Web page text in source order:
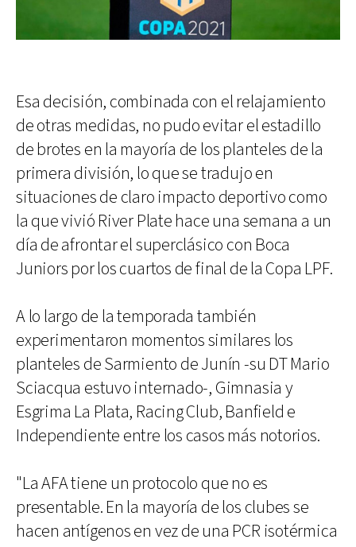
Esa decisión, combinada con el relajamiento
de otras medidas, no pudo evitar el estadillo
de brotes en la mayoría de los planteles de la
primera división, lo que se tradujo en
situaciones de claro impacto deportivo como
la que vivió River Plate hace una semana a un
día de afrontar el superclásico con Boca
Juniors por los cuartos de final de la Copa LPF.
A lo largo de la temporada también
experimentaron momentos similares los
planteles de Sarmiento de Junín -su DT Mario
Sciacqua estuvo internado-, Gimnasia y
Esgrima La Plata, Racing Club, Banfield e
Independiente entre los casos más notorios.
"La AFA tiene un protocolo que no es
presentable. En la mayoría de los clubes se
hacen antígenos en vez de una PCR isotérmica